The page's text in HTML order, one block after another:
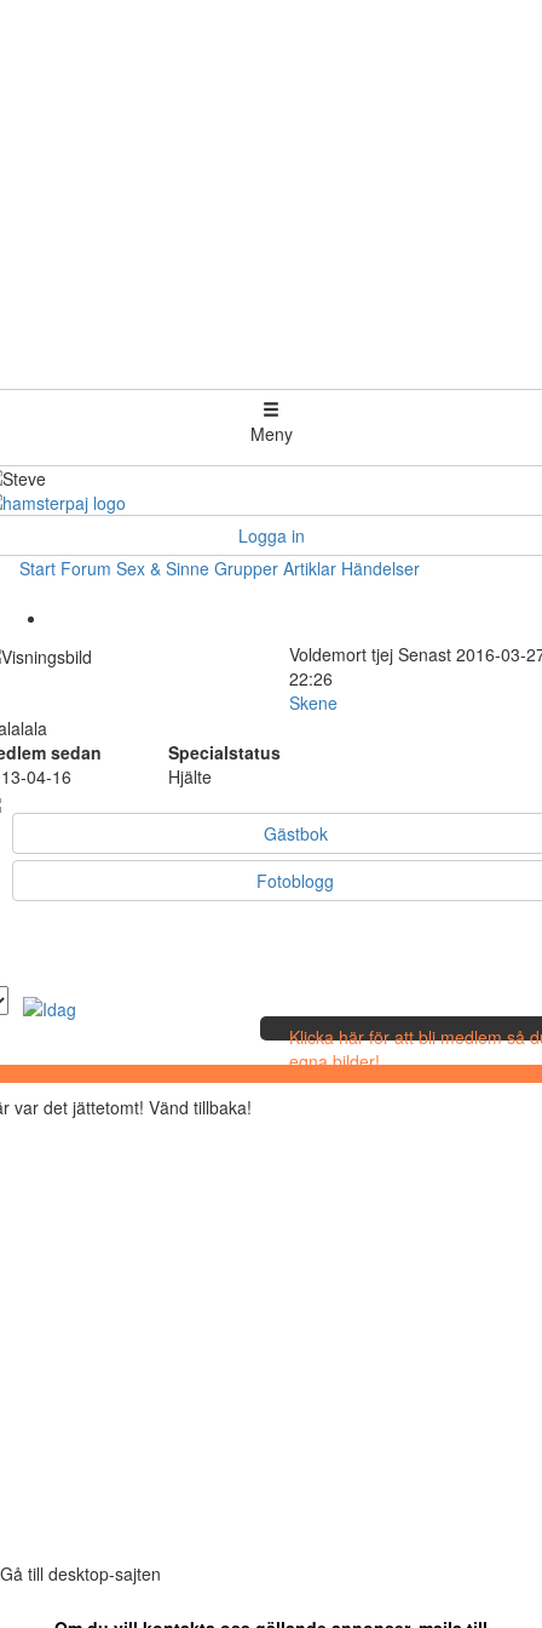
Meny
Logga in
Start Forum Sex & Sinne Grupper Artiklar Händelser
Voldemort tjej Senast 2016-03-
22:26
Skene
sedan
Specialstatus
04-16
Hjälte
Gästbok
Fotoblogg
Klicka här för att bli medlem så
egna bilder!
var det jättetomt! Vänd tillbaka!
Gå till desktop-sajten